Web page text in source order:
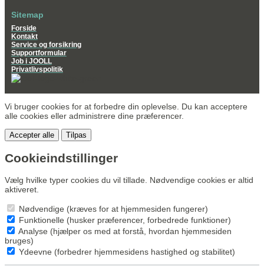
Sitemap
Forside
Kontakt
Service og forsikring
Supportformular
Job i JOOLL
Privatlivspolitik
Vi bruger cookies for at forbedre din oplevelse. Du kan acceptere
alle cookies eller administrere dine præferencer.
Accepter alle Tilpas
Cookieindstillinger
Vælg hvilke typer cookies du vil tillade. Nødvendige cookies er altid
aktiveret.
Nødvendige (kræves for at hjemmesiden fungerer)
Funktionelle (husker præferencer, forbedrede funktioner)
Analyse (hjælper os med at forstå, hvordan hjemmesiden
bruges)
Ydeevne (forbedrer hjemmesidens hastighed og stabilitet)